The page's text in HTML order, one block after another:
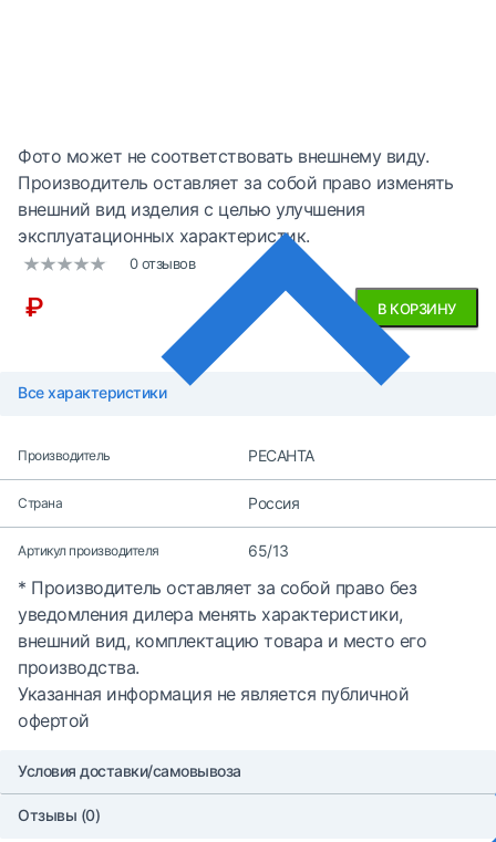
Фото может не соответствовать внешнему виду.
Производитель оставляет за собой право изменять
внешний вид изделия с целью улучшения
эксплуатационных характеристик.
0 отзывов
₽ В КОРЗИНУ
Все характеристики
Производитель РЕСАНТА
Страна Россия
Артикул производителя 65/13
* Производитель оставляет за собой право без
уведомления дилера менять характеристики,
внешний вид, комплектацию товара и место его
производства.
Указанная информация не является публичной
офертой
Условия доставки/самовывоза
Отзывы (0)